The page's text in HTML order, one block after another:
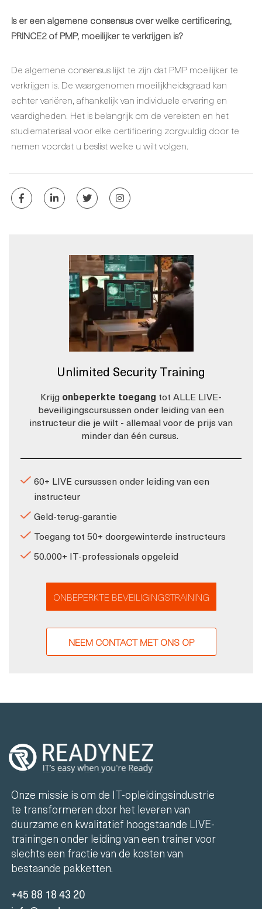
Is er een algemene consensus over welke certificering,
PRINCE2 of PMP, moeilijker te verkrijgen is?
De algemene consensus lijkt te zijn dat PMP moeilijker te
verkrijgen is. De waargenomen moeilijkheidsgraad kan
echter variëren, afhankelijk van individuele ervaring en
vaardigheden. Het is belangrijk om de vereisten en het
studiemateriaal voor elke certificering zorgvuldig door te
nemen voordat u beslist welke u wilt volgen.
Unlimited Security Training
Krijg onbeperkte toegang tot ALLE LIVE-
beveiligingscursussen onder leiding van een
instructeur die je wilt - allemaal voor de prijs van
minder dan één cursus.
60+ LIVE cursussen onder leiding van een
instructeur
Geld-terug-garantie
Toegang tot 50+ doorgewinterde instructeurs
50.000+ IT-professionals opgeleid
ONBEPERKTE BEVEILIGINGSTRAINING
NEEM CONTACT MET ONS OP
Onze missie is om de IT-opleidingsindustrie
te transformeren door het leveren van
duurzame en kwalitatief hoogstaande LIVE-
trainingen onder leiding van een trainer voor
slechts een fractie van de kosten van
bestaande pakketten.
+45 88 18 43 20